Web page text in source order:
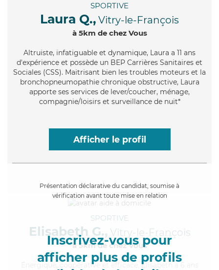
SPORTIVE
Laura Q., Vitry-le-François
à 5km de chez Vous
Altruiste, infatiguable et dynamique, Laura a 11 ans
d'expérience et possède un BEP Carrières Sanitaires et
Sociales (CSS). Maitrisant bien les troubles moteurs et la
bronchopneumopathie chronique obstructive, Laura
apporte ses services de lever/coucher, ménage,
compagnie/loisirs et surveillance de nuit*
Afficher le profil
Présentation déclarative du candidat, soumise à
vérification avant toute mise en relation
Inscrivez-vous pour
afficher plus de profils
SPORTIVE
Elisabeth G., Vitry-le-François
à 5km de chez Vous
, coopérative et efficace, Elisabeth a 6 ans